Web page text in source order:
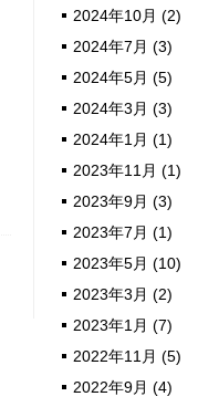
2024年10月 (2)
2024年7月 (3)
2024年5月 (5)
2024年3月 (3)
2024年1月 (1)
2023年11月 (1)
2023年9月 (3)
2023年7月 (1)
2023年5月 (10)
2023年3月 (2)
2023年1月 (7)
2022年11月 (5)
2022年9月 (4)